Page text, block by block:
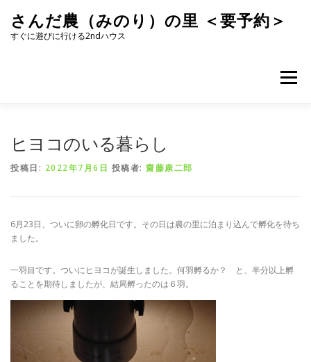
キ
さんだ農（みのり）の里 ＜要予約＞
すぐに遊びに行ける2ndハウス
メニュー
ヒヨコのいる暮らし
投稿日: 2022年7月6日 投稿者: 齋藤康二郎
6月23日、ついに卵の孵化日です。その日は農の里に泊まり込んで孵化を待ち
ました。
一羽目です。ついにヒヨコが誕生しました。何羽孵るか？ と、半分以上孵
ることを期待しましたが、結局孵ったのは６羽。